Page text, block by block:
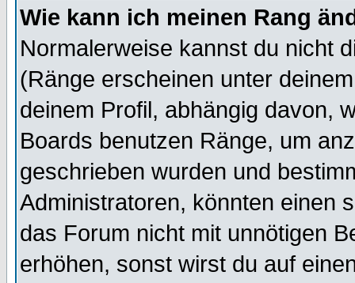
Wie kann ich meinen Rang
Normalerweise kannst du nicht
(Ränge erscheinen unter
deinem Profil, abhängig davon,
Boards benutzen Ränge, um
geschrieben wurden und
Administratoren, könnten einen
das Forum nicht mit unnötigen
erhöhen, sonst wirst du auf